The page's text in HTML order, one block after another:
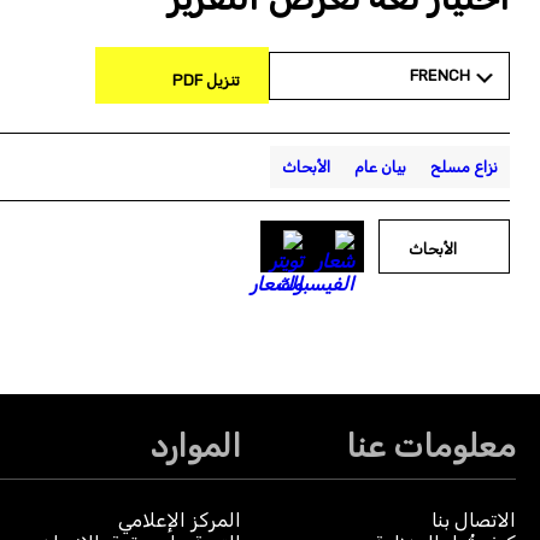
FRENCH تنزيل PDF
نزاع مسلح بيان عام الأبحاث
الأبحاث
معلومات عنا
الاتصال بنا
الموارد
المركز الإعلامي